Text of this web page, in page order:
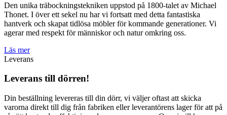
Den unika träbockningstekniken uppstod på 1800-talet av Michael
Thonet. I över ett sekel nu har vi fortsatt med detta fantastiska
hantverk och skapat tidlösa möbler för kommande generationer. Vi
agerar med respekt för människor och natur omkring oss.
Läs mer
Leverans
Leverans till dörren!
Din beställning levereras till din dörr, vi väljer oftast att skicka
varorna direkt till dig från fabriken eller leverantörens lager för att på